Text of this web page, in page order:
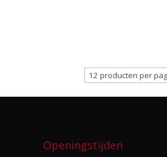
Openingstijden